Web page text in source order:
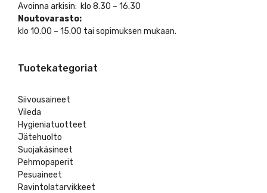
Avoinna arkisin: klo 8.30 – 16.30
Noutovarasto:
klo 10.00 – 15.00 tai sopimuksen mukaan.
Tuotekategoriat
Siivousaineet
Vileda
Hygieniatuotteet
Jätehuolto
Suojakäsineet
Pehmopaperit
Pesuaineet
Ravintolatarvikkeet